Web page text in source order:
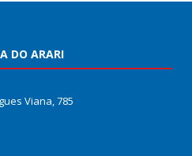
DO ARARI
Viana, 785